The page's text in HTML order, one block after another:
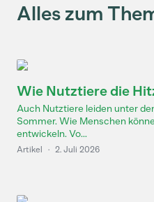
Alles zum
Wie Nutztiere die
Auch Nutztiere leiden unter
Sommer. Wie Menschen
entwickeln. Vo...
Artikel · 2. Juli 2026